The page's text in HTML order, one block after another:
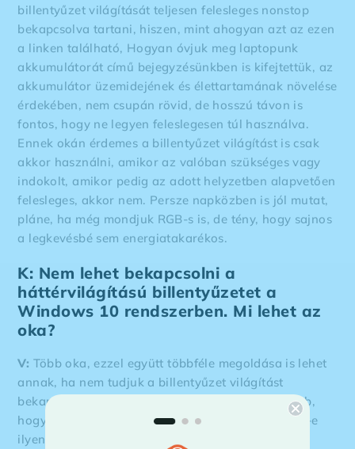
billentyűzet világítását teljesen felesleges nonstop
bekapcsolva tartani, hiszen, mint ahogyan azt az ezen
a linken található, Hogyan óvjuk meg laptopunk
akkumulátorát című bejegyzésünkben is kifejtettük, az
akkumulátor üzemidejének és élettartamának növelése
érdekében, nem csupán rövid, de hosszú távon is
fontos, hogy ne legyen feleslegesen túl használva.
Ennek okán érdemes a billentyűzet világítást is csak
akkor használni, amikor az valóban szükséges vagy
indokolt, amikor pedig az adott helyzetben alapvetően
felesleges, akkor nem. Persze napközben is jól mutat,
pláne, ha még mondjuk RGB-s is, de tény, hogy sajnos
a legkevésbé sem energiatakarékos.
K: Nem lehet bekapcsolni a
háttérvilágítású billentyűzetet a
Windows 10 rendszerben. Mi lehet az
oka?
V: Több oka, ezzel együtt többféle megoldása is lehet
annak, ha nem tudjuk a billentyűzet világítást
bekapcsolni egy laptopon. Az első és legfontosabb,
hogy tudjuk, az adott laptop biztosan rendelkezik-e
ilyen funkcióval. Sokszor ez nem egyértelmű, egy